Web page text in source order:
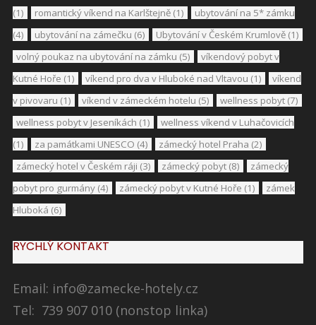
(1)
romantický víkend na Karlštejně (1)
ubytování na 5* zámku
(4)
ubytování na zámečku (6) Ubytování v Českém Krumlově (1)
volný poukaz na ubytování na zámku (5)
víkendový pobyt v
Kutné Hoře (1) víkend pro dva v Hluboké nad Vltavou (1)
víkend
v pivovaru (1) víkend v zámeckém hotelu (5) wellness pobyt (7)
wellness pobyt v Jeseníkách (1)
wellness víkend v Luhačovicích
(1)
za památkami UNESCO (4) zámecký hotel Praha (2)
zámecký hotel v Českém ráji (3) zámecký pobyt (8)
zámecký
pobyt pro gurmány (4) zámecký pobyt v Kutné Hoře (1)
zámek
Hluboká (6)
RYCHLÝ KONTAKT
Email: info@zamecke-hotely.cz
Tel: 739 907 010 (nonstop linka)